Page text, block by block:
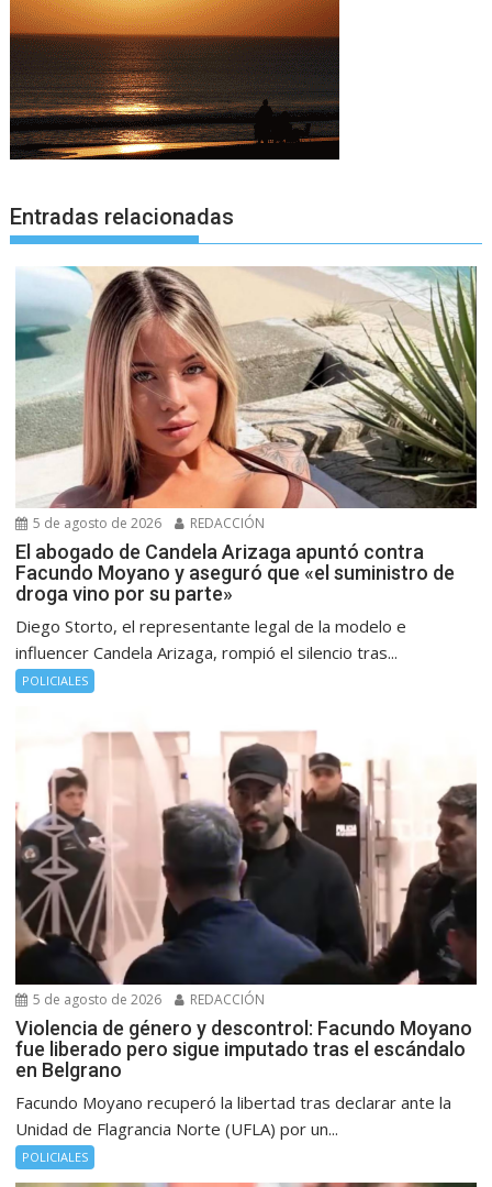
Entradas relacionadas
5 de agosto de 2026 REDACCIÓN
El abogado de Candela Arizaga apuntó contra
Facundo Moyano y aseguró que «el suministro de
droga vino por su parte»
Diego Storto, el representante legal de la modelo e
influencer Candela Arizaga, rompió el silencio tras...
POLICIALES
5 de agosto de 2026 REDACCIÓN
Violencia de género y descontrol: Facundo Moyano
fue liberado pero sigue imputado tras el escándalo
en Belgrano
Facundo Moyano recuperó la libertad tras declarar ante la
Unidad de Flagrancia Norte (UFLA) por un...
POLICIALES